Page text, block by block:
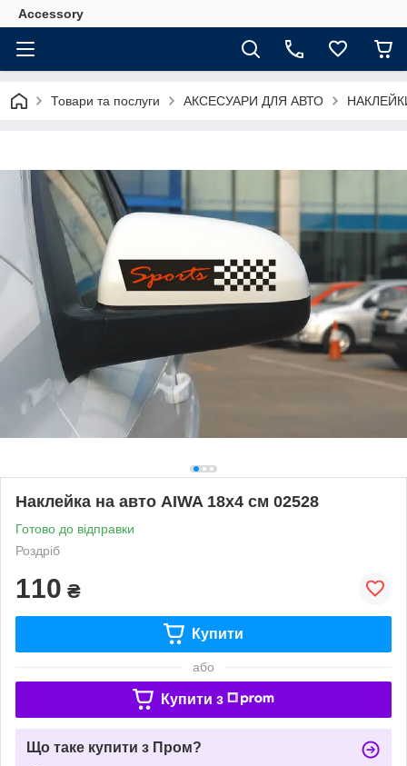
Accessory
Товари та послуги АКСЕСУАРИ ДЛЯ АВТО
Наклейка на авто AIWA 18х4 см 02528
Готово до відправки
Роздріб
110 ₴
Купити
або
Купити з
Що таке купити з Пром?